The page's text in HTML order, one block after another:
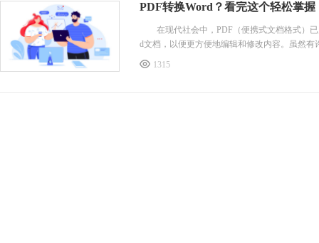
PDF转换Word？看完这个轻松掌握
在现代社会中，PDF（便携式文档格式）已
d文档，以便更方便地编辑和修改内容。虽然
1315